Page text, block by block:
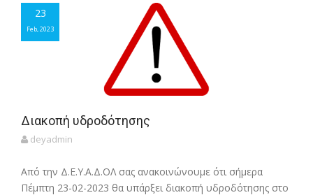
23
Feb, 2023
23
Feb, 2023
Διακοπή υδροδότησης
deyadmin
Από την Δ.Ε.Υ.Α.Δ.ΟΛ σας ανακοινώνουμε ότι σήμερα
Πέμπτη 23-02-2023 θα υπάρξει διακοπή υδροδότησης στο